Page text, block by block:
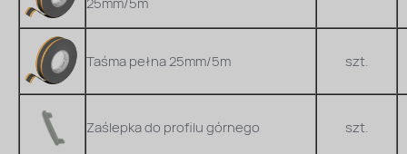
Taśma pełna 25mm/5m szt.
Zaślepka do profilu górnego szt.